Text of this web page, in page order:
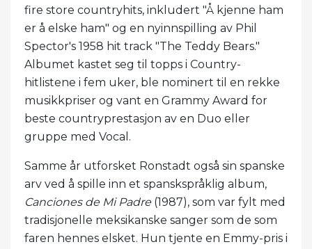
fire store countryhits, inkludert "Å kjenne ham
er å elske ham" og en nyinnspilling av Phil
Spector's 1958 hit track "The Teddy Bears."
Albumet kastet seg til topps i Country-
hitlistene i fem uker, ble nominert til en rekke
musikkpriser og vant en Grammy Award for
beste countryprestasjon av en Duo eller
gruppe med Vocal.
Samme år utforsket Ronstadt også sin spanske
arv ved å spille inn et spanskspråklig album,
Canciones de Mi Padre(1987), som var fylt med
tradisjonelle meksikanske sanger som de som
faren hennes elsket. Hun tjente en Emmy-pris i